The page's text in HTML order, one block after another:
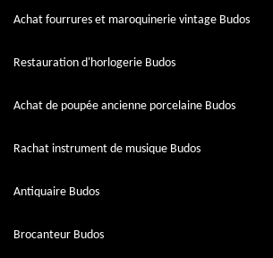
Achat fourrures et maroquinerie vintage Budos
Restauration d'horlogerie Budos
Achat de poupée ancienne porcelaine Budos
Rachat instrument de musique Budos
Antiquaire Budos
Brocanteur Budos